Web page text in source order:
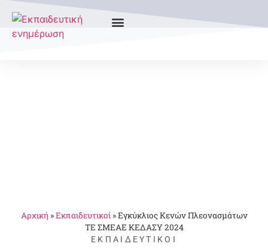
Αρχική »Εκπαιδευτικοί»Εγκύκλιος Κενών Πλεονασμάτων
ΤΕ ΣΜΕΑΕ ΚΕΔΑΣΥ 2024
ΕΚΠΑΙΔΕΥΤΙΚΟΊ